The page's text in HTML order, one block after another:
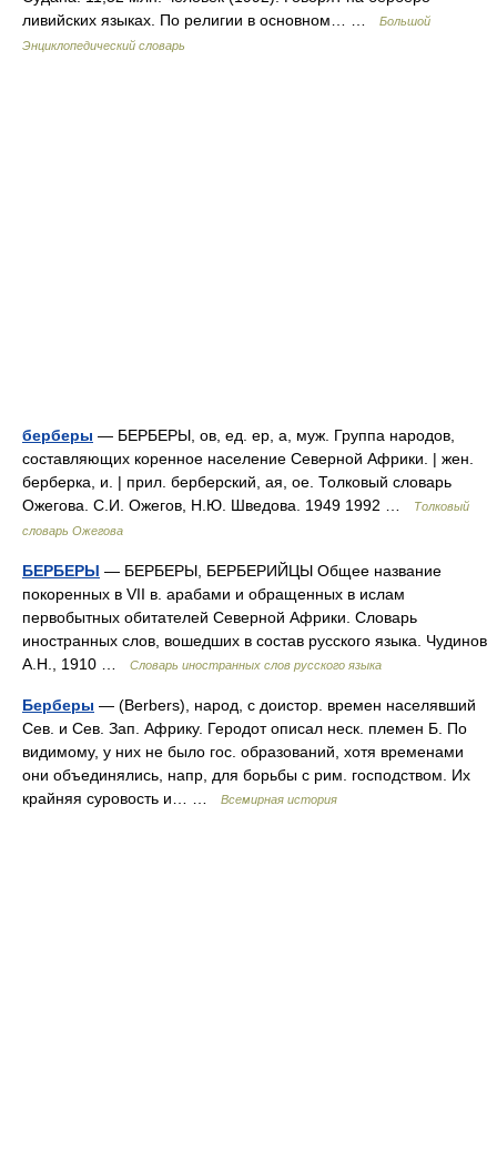
ливийских языках. По религии в основном… …
Большой
Энциклопедический словарь
берберы — БЕРБЕРЫ, ов, ед. ер, а, муж. Группа народов,
составляющих коренное население Северной Африки. | жен.
берберка, и. | прил. берберский, ая, ое. Толковый словарь
Ожегова. С.И. Ожегов, Н.Ю. Шведова. 1949 1992 …
Толковый
словарь Ожегова
БЕРБЕРЫ — БЕРБЕРЫ, БЕРБЕРИЙЦЫ Общее название
покоренных в VII в. арабами и обращенных в ислам
первобытных обитателей Северной Африки. Словарь
иностранных слов, вошедших в состав русского языка. Чудинов
А.Н., 1910 …
Словарь иностранных слов русского языка
Берберы — (Berbers), народ, с доистор. времен населявший
Сев. и Сев. Зап. Африку. Геродот описал неск. племен Б. По
видимому, у них не было гос. образований, хотя временами
они объединялись, напр, для борьбы с рим. господством. Их
крайняя суровость и… …
Всемирная история